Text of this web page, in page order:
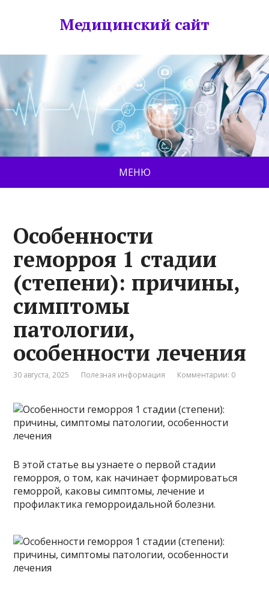
Медицинский сайт
МЕНЮ
Особенности
геморроя 1 стадии
(степени): причины,
симптомы
патологии,
особенности лечения
30 августа, 2025 Полезная информация Комментарии: 0
В этой статье вы узнаете о первой стадии
геморроя, о том, как начинает формироваться
геморрой, каковы симптомы, лечение и
профилактика геморроидальной болезни.